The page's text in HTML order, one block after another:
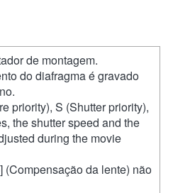
de montagem.
do diafragma é gravado
priority), S (Shutter priority),
the shutter speed and the
during the movie
(Compensação da lente) não